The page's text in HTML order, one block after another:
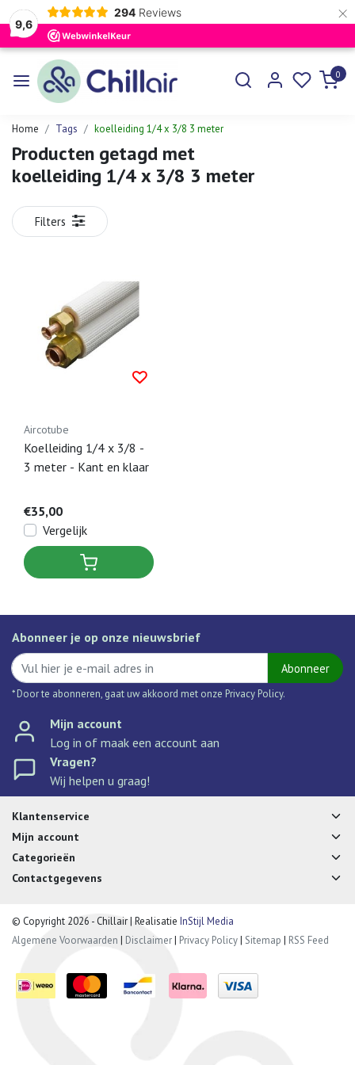
9,6
294 Reviews ×
0
Home Tags koelleiding 1/4 x 3/8 3 meter
Producten getagd met
koelleiding 1/4 x 3/8 3 meter
Filters
Aircotube
Koelleiding 1/4 x 3/8 -
3 meter - Kant en klaar
€35,00
Vergelijk
Abonneer je op onze nieuwsbrief
Abonneer
* Door te abonneren, gaat uw akkoord met onze Privacy Policy.
Mijn account
Log in of maak een account aan
Vragen?
Wij helpen u graag!
Klantenservice
Mijn account
Categorieën
Contactgegevens
© Copyright 2026 - Chillair | Realisatie InStijl Media
Algemene Voorwaarden | Disclaimer| Privacy Policy| Sitemap | RSS Feed